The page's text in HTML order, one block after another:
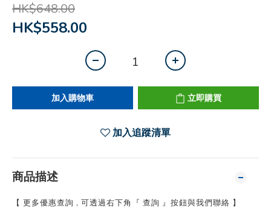
HK$648.00
HK$558.00
加入購物車 立即購買
加入追蹤清單
商品描述
【 更多優惠查詢 , 可透過右下角『 查詢 』按鈕與我們聯絡 】